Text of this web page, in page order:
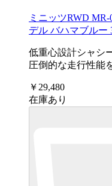
ミニッツRWD
デル バハマブルー
低重心設計シャシ
圧倒的な走行性能
￥29,480
在庫あり